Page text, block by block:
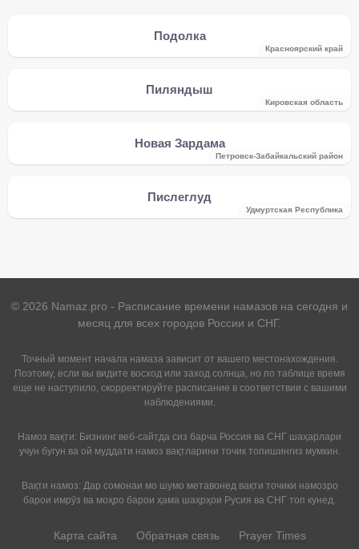
Подолка
Красноярский край
Пиляндыш
Кировская область
Новая Зардама
Петровск-Забайкальский район
Пислеглуд
Удмуртская Республика
© 2026 Namaz.pro - Расписание времени намазов на сегодня и
месяц для всех городов России и СНГ.
Точный момент начала намаза зависит от вашего местонахождения.
Поэтому, если вы видите восход или заход солнца, но по таблице время
еще не наступило, скорректируйте расписание в соответствии с вашими
наблюдениями.
Намоз вақти: Бизнинг веб-сайтда сиз барча Россия ва СНГ шаҳарлари
учун бугун ва ой муддати намоз вақтларини точик топишингиз мумкин.
Вақти намоз: Дар сомонаи мо шумо метавонед вақти точики намозро
барои имрӯз ва моҳро барои ҳама шаҳрҳои Русия ва СНГ топ кунед.
Карта сайта Обратная связь Prayer Times